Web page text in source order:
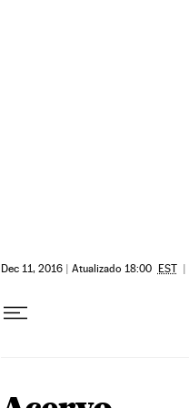
Dec 11, 2016 | Atualizado 18:00 EST |